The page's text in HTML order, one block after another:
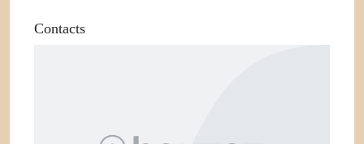
Contacts